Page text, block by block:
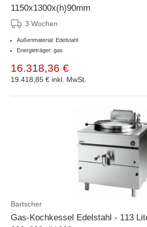
1150x1300x(h)90mm
3 Wochen
Außenmaterial: Edelstahl
Energieträger: gas
16.318,36 €
19.418,85 € inkl. MwSt.
Bartscher
Gas-Kochkessel Edelstahl - 113